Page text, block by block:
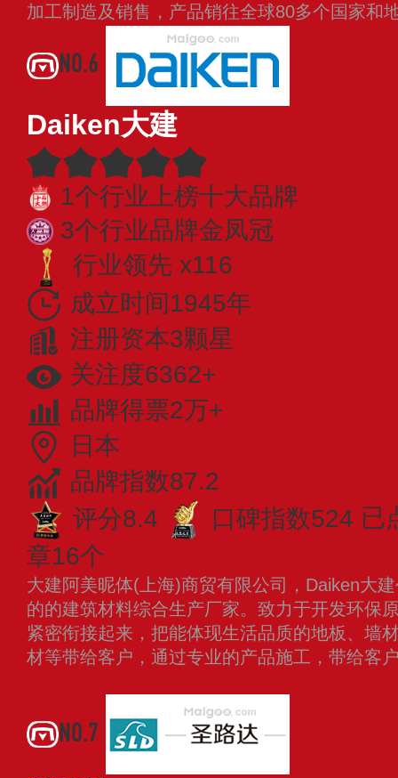
加工制造及销售，产品销往全球80多个国家和
NO.6
Daiken大建
1个行业上榜十大品牌
3个行业品牌金凤冠
行业领先 x116
成立时间1945年
注册资本3颗星
关注度6362+
品牌得票2万+
日本
品牌指数87.2
评分8.4
口碑指数524 已
章16个
大建阿美昵体(上海)商贸有限公司，Daiken大
的的建筑材料综合生产厂家。致力于开发环保
紧密衔接起来，把能体现生活品质的地板、墙
材等带给客户，通过专业的产品施工，带给客
NO.7